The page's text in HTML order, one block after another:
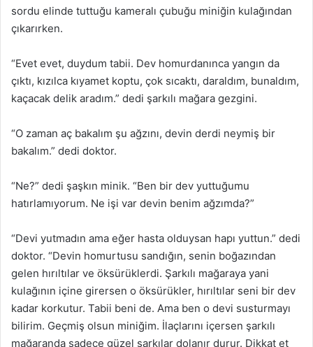
sordu elinde tuttuğu kameralı çubuğu miniğin kulağından
çıkarırken.
“Evet evet, duydum tabii. Dev homurdanınca yangın da
çıktı, kızılca kıyamet koptu, çok sıcaktı, daraldım, bunaldım,
kaçacak delik aradım.” dedi şarkılı mağara gezgini.
“O zaman aç bakalım şu ağzını, devin derdi neymiş bir
bakalım.” dedi doktor.
“Ne?” dedi şaşkın minik. “Ben bir dev yuttuğumu
hatırlamıyorum. Ne işi var devin benim ağzımda?”
“Devi yutmadın ama eğer hasta olduysan hapı yuttun.” dedi
doktor. “Devin homurtusu sandığın, senin boğazından
gelen hırıltılar ve öksürüklerdi. Şarkılı mağaraya yani
kulağının içine girersen o öksürükler, hırıltılar seni bir dev
kadar korkutur. Tabii beni de. Ama ben o devi susturmayı
bilirim. Geçmiş olsun miniğim. İlaçlarını içersen şarkılı
mağaranda sadece güzel şarkılar dolanır durur. Dikkat et